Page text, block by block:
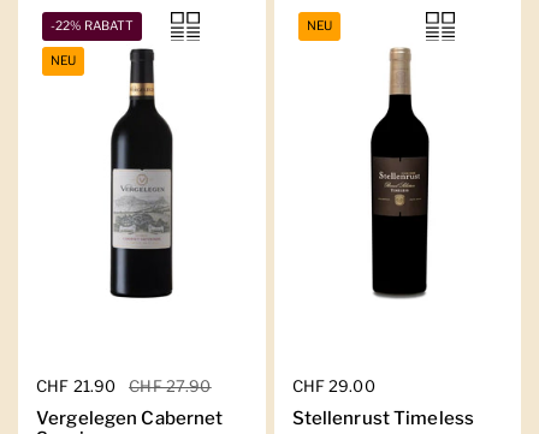
Regulärer Preis
CHF 21.90 Sale-Preis
CHF 27.90
Vergelegen Cabernet
-22% RABATT
NEU
Regulärer Preis
CHF 29.00
Stellenrust Timeless
NEU